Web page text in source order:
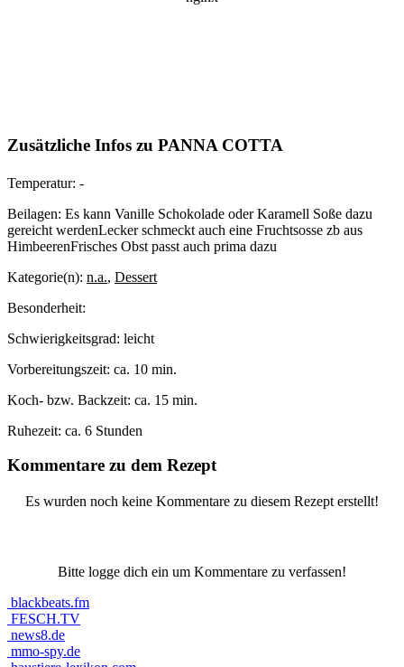
Zusätzliche Infos zu PANNA COTTA
Temperatur: -
Beilagen: Es kann Vanille Schokolade oder Karamell Soße dazu
gereicht werdenLecker schmeckt auch eine Fruchtsosse zb aus
HimbeerenFrisches Obst passt auch prima dazu
Kategorie(n): n.a., Dessert
Besonderheit:
Schwierigkeitsgrad: leicht
Vorbereitungszeit: ca. 10 min.
Koch- bzw. Backzeit: ca. 15 min.
Ruhezeit: ca. 6 Stunden
Kommentare zu dem Rezept
Es wurden noch keine Kommentare zu diesem Rezept erstellt!
Bitte logge dich ein um Kommentare zu verfassen!
blackbeats.fm
FESCH.TV
news8.de
mmo-spy.de